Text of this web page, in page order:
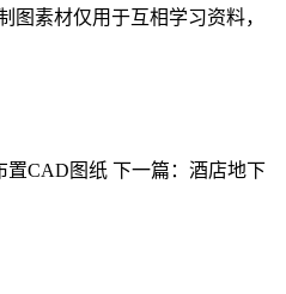
图素材仅用于互相学习资料，
置CAD图纸 下一篇：酒店地下